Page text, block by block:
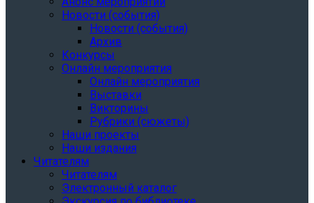
Новости (события)
Новости (события)
Архив
Конкурсы
Онлайн мероприятия
Онлайн мероприятия
Выставки
Викторины
Рубрики (сюжеты)
Наши проекты
Наши издания
Читателям
Читателям
Электронный каталог